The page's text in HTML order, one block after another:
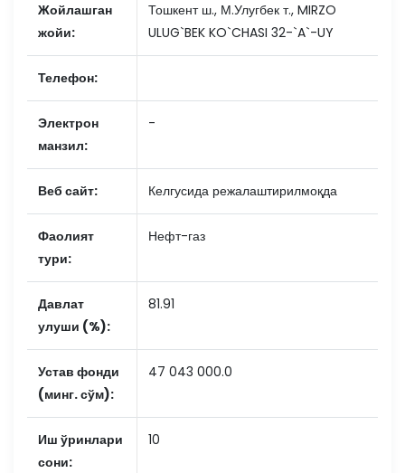
Жойлашган
жойи:
Тошкент ш., М.Улугбек т., MIRZO
ULUG`BEK KO`CHASI 32-`A`-UY
Телефон:
Электрон
манзил:
-
Веб сайт: Келгусида режалаштирилмоқда
Фаолият
тури:
Нефт-газ
Давлат
улуши (%):
81.91
Устав фонди
(минг. сўм):
47 043 000.0
Иш ўринлари
сони:
10